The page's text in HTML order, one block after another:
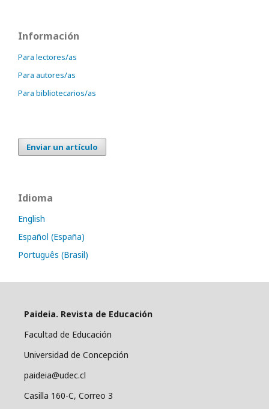
Información
Para lectores/as
Para autores/as
Para bibliotecarios/as
Enviar un artículo
Idioma
English
Español (España)
Português (Brasil)
Paideia. Revista de Educación
Facultad de Educación
Universidad de Concepción
paideia@udec.cl
Casilla 160-C, Correo 3